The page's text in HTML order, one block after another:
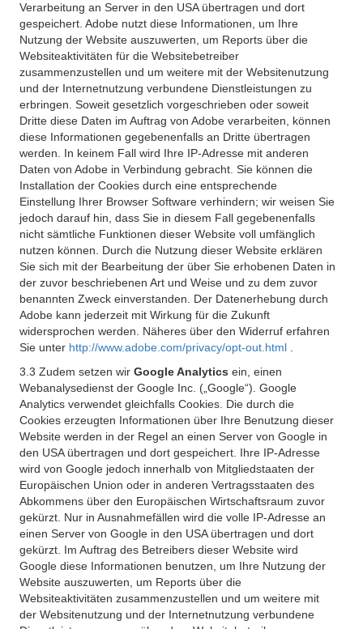
Verarbeitung an Server in den USA übertragen und dort
gespeichert. Adobe nutzt diese Informationen, um Ihre
Nutzung der Website auszuwerten, um Reports über die
Websiteaktivitäten für die Websitebetreiber
zusammenzustellen und um weitere mit der Websitenutzung
und der Internetnutzung verbundene Dienstleistungen zu
erbringen. Soweit gesetzlich vorgeschrieben oder soweit
Dritte diese Daten im Auftrag von Adobe verarbeiten, können
diese Informationen gegebenenfalls an Dritte übertragen
werden. In keinem Fall wird Ihre IP-Adresse mit anderen
Daten von Adobe in Verbindung gebracht. Sie können die
Installation der Cookies durch eine entsprechende
Einstellung Ihrer Browser Software verhindern; wir weisen Sie
jedoch darauf hin, dass Sie in diesem Fall gegebenenfalls
nicht sämtliche Funktionen dieser Website voll umfänglich
nutzen können. Durch die Nutzung dieser Website erklären
Sie sich mit der Bearbeitung der über Sie erhobenen Daten in
der zuvor beschriebenen Art und Weise und zu dem zuvor
benannten Zweck einverstanden. Der Datenerhebung durch
Adobe kann jederzeit mit Wirkung für die Zukunft
widersprochen werden. Näheres über den Widerruf erfahren
Sie unter http://www.adobe.com/privacy/opt-out.html
3.3 Zudem setzen wir Google Analytics ein, einen
Webanalysedienst der Google Inc. („Google“). Google
Analytics verwendet gleichfalls Cookies. Die durch die
Cookies erzeugten Informationen über Ihre Benutzung dieser
Website werden in der Regel an einen Server von Google in
den USA übertragen und dort gespeichert. Ihre IP-Adresse
wird von Google jedoch innerhalb von Mitgliedstaaten der
Europäischen Union oder in anderen Vertragsstaaten des
Abkommens über den Europäischen Wirtschaftsraum zuvor
gekürzt. Nur in Ausnahmefällen wird die volle IP-Adresse an
einen Server von Google in den USA übertragen und dort
gekürzt. Im Auftrag des Betreibers dieser Website wird
Google diese Informationen benutzen, um Ihre Nutzung der
Website auszuwerten, um Reports über die
Websiteaktivitäten zusammenzustellen und um weitere mit
der Websitenutzung und der Internetnutzung verbundene